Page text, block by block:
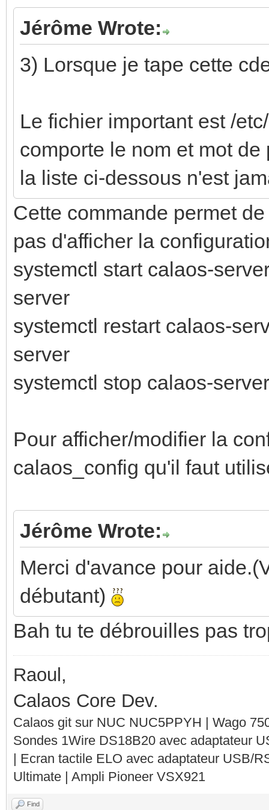
Jérôme Wrote:
3) Lorsque je tape cette
Le fichier important est /
comporte le nom et mot de
la liste ci-dessous n'est
Cette commande permet
pas d'afficher la
systemctl start calaos-
server
systemctl restart calaos-
server
systemctl stop calaos-
Pour afficher/modifier la
calaos_config qu'il faut
Jérôme Wrote:
Merci d'avance pour
débutant)
Bah tu te débrouilles pas
Raoul,
Calaos Core Dev.
Calaos git sur NUC NUC5PPYH | Wago
Sondes 1Wire DS18B20 avec adaptateur
| Ecran tactile ELO avec adaptateur USB/
Ultimate | Ampli Pioneer VSX921
Find